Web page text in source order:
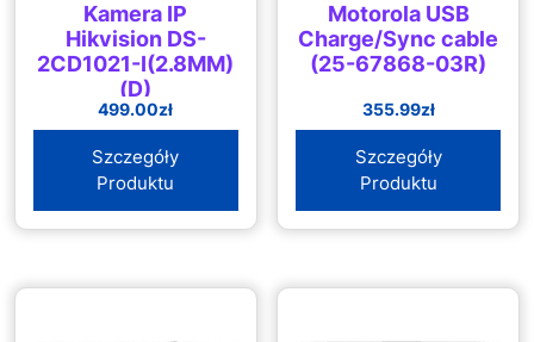
Kamera IP
Hikvision DS-
2CD1021-I(2.8MM)
(D)
499.00zł
Szczegóły
Produktu
Motorola USB
Charge/Sync cable
(25-67868-03R)
355.99zł
Szczegóły
Produktu